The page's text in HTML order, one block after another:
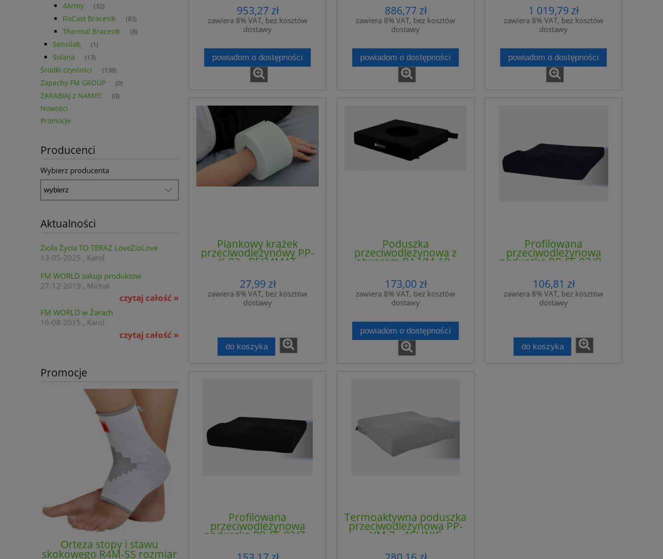
4Army (32)
FixCast Braces® (83)
Thermal Braces® (8)
Sensilab (1)
Solana (13)
Środki czystości (138)
Zapachy FM GROUP (0)
ZARABIAJ z NAMI!!! (0)
Nowości
Promocje
Producenci
Wybierz producenta
Aktualności
Zioła Życia TO TERAZ LoveZioLove
13-05-2025 , Karol
FM WORLD zakup produktów
27-12-2019 , Michał
czytaj całość »
FM WORLD w Żarach
16-08-2015 , Karol
czytaj całość »
Promocje
Orteza stopy i stawu
skokowego R4M-SS rozmiar skokowego R4M-SS rozmiar liponowy - R-ALA - Altrient -
953,27 zł
zawiera 8% VAT, bez kosztów
dostawy
powiadom o dostępności
886,77 zł
zawiera 8% VAT, bez kosztów
dostawy
powiadom o dostępności
1 019,79 zł
zawiera 8% VAT, bez kosztów
dostawy
powiadom o dostępności
Piankowy krążek
przeciwodleżynowy PP-
K-02 - REH4MAT
27,99 zł
zawiera 8% VAT, bez kosztów
dostawy
do koszyka
Poduszka
przeciwodleżynowa z
otworem PA-VM-10 -
173,00 zł
zawiera 8% VAT, bez kosztów
dostawy
powiadom o dostępności
Profilowana
przeciwodleżynowa
poduszka PP-FF-03/B -
106,81 zł
zawiera 8% VAT, bez kosztów
dostawy
do koszyka
Profilowana
przeciwodleżynowa
poduszka PP-FF-03/Z -
Termoaktywna poduszka
przeciwodleżynowa PP-
VM-Z - 4CLINIC